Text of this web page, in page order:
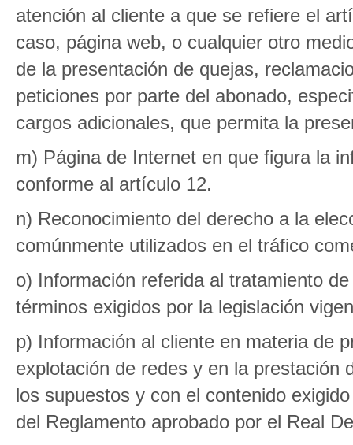
atención al cliente a que se refiere el
caso, página web, o cualquier otro
de la presentación de quejas,
peticiones por parte del abonado,
cargos adicionales, que permita la
m) Página de Internet en que figura la
conforme al artículo 12.
n) Reconocimiento del derecho a la
comúnmente utilizados en el tráfico
o) Información referida al tratamiento
términos exigidos por la legislación
p) Información al cliente en materia de
explotación de redes y en la prestación
los supuestos y con el contenido
del Reglamento aprobado por el Real